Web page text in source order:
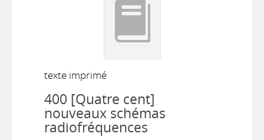
texte imprimé
400 [Quatre cent]
nouveaux schémas
radiofréquences